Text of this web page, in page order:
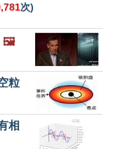
次)
🖼️
粒
相